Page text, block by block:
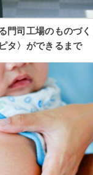
門司工場のものづく
タ〉ができるまで